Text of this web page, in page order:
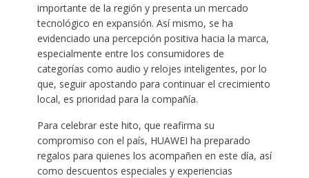
importante de la región y presenta un mercado
tecnológico en expansión. Así mismo, se ha
evidenciado una percepción positiva hacia la marca,
especialmente entre los consumidores de
categorías como audio y relojes inteligentes, por lo
que, seguir apostando para continuar el crecimiento
local, es prioridad para la compañía.
Para celebrar este hito, que reafirma su
compromiso con el país, HUAWEI ha preparado
regalos para quienes los acompañen en este día, así
como descuentos especiales y experiencias